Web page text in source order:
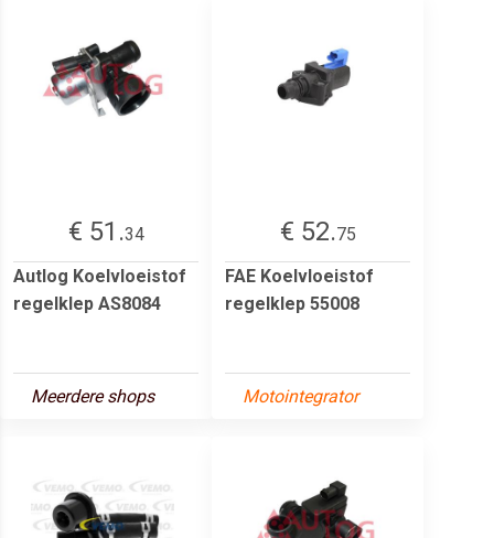
€ 51.34
Autlog Koelvloeistof
regelklep AS8084
Meerdere shops
€ 52.75
FAE Koelvloeistof
regelklep 55008
Motointegrator